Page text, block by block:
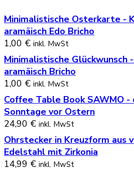
Minimalistische Osterkarte -
aramäisch Edo Bricho
1,00 € inkl. MwSt
Minimalistische Glückwunsch
aramäisch Bricho
1,00 € inkl. MwSt
Coffee Table Book SAWMO -
Sonntage vor Ostern
24,90 € inkl. MwSt
Ohrstecker in Kreuzform aus
Edelstahl mit Zirkonia
14,99 € inkl. MwSt